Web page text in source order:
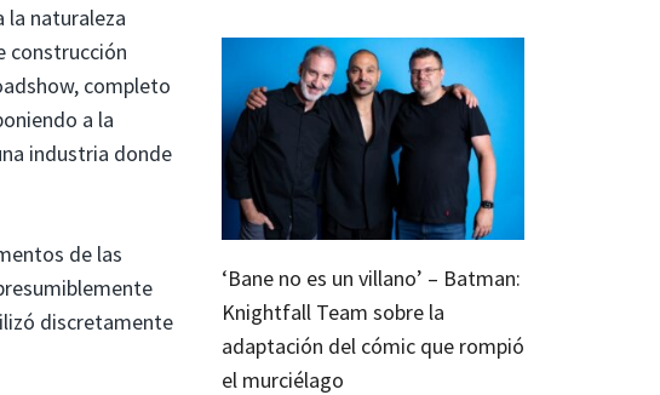
la naturaleza
construcción
completo
a la
industria donde
de las
discretamente
‘Bane no es un villano’ – Batman:
Knightfall Team sobre la
adaptación del cómic que rompió
el murciélago